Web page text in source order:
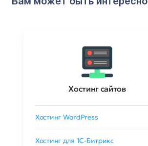
Хостинг сайтов
Хостинг WordPress
Хостинг для 1C-Битрикс